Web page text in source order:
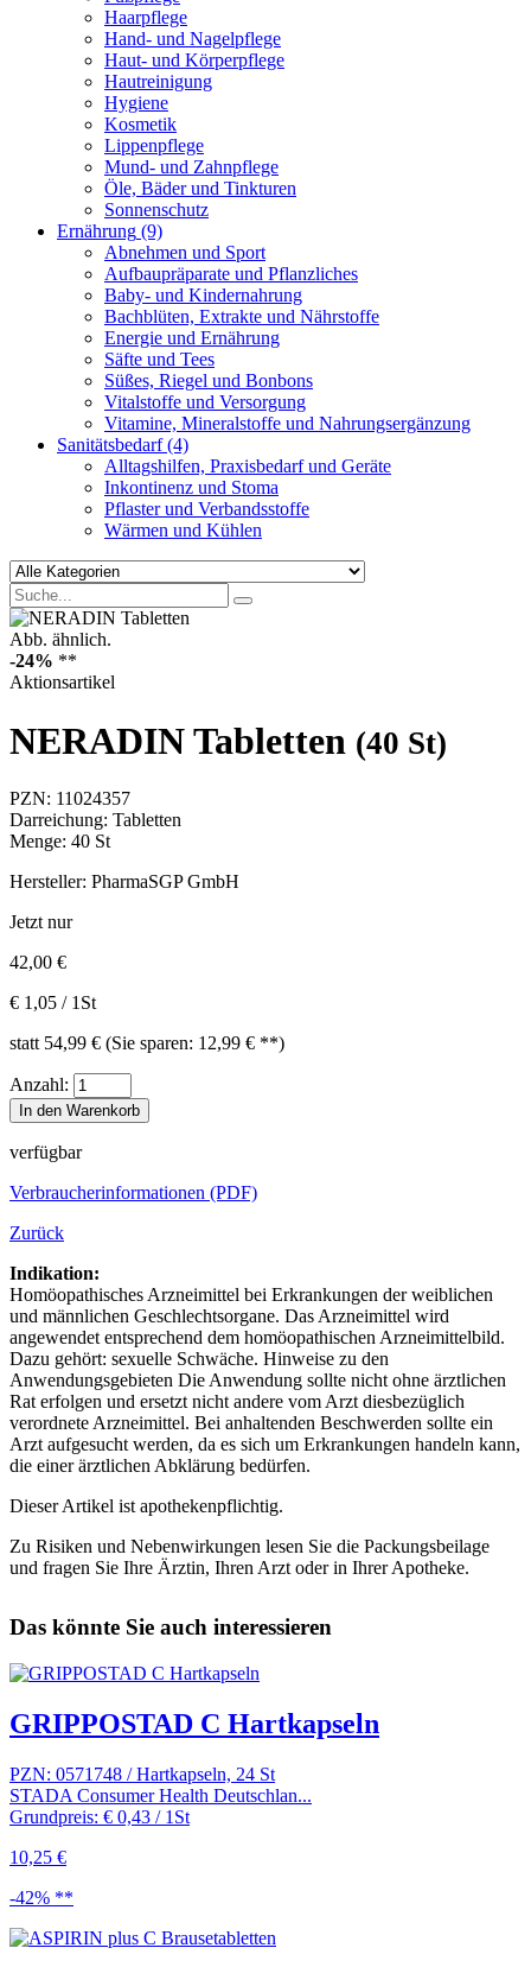
Haarpflege
Hand- und Nagelpflege
Haut- und Körperpflege
Hautreinigung
Hygiene
Kosmetik
Lippenpflege
Mund- und Zahnpflege
Öle, Bäder und Tinkturen
Sonnenschutz
Ernährung (9)
Abnehmen und Sport
Aufbaupräparate und Pflanzliches
Baby- und Kindernahrung
Bachblüten, Extrakte und Nährstoffe
Energie und Ernährung
Säfte und Tees
Süßes, Riegel und Bonbons
Vitalstoffe und Versorgung
Vitamine, Mineralstoffe und Nahrungsergänzung
Sanitätsbedarf(4)
Alltagshilfen, Praxisbedarf und Geräte
Inkontinenz und Stoma
Pflaster und Verbandsstoffe
Wärmen und Kühlen
Abb. ähnlich.
-24% **
Aktionsartikel
NERADIN Tabletten (40 St)
PZN: 11024357
Darreichung: Tabletten
Menge: 40 St
Hersteller: PharmaSGP GmbH
Jetzt nur
42,00 €
€ 1,05 / 1St
statt 54,99 € (Sie sparen: 12,99 € **)
Anzahl:
In den Warenkorb
verfügbar
Verbraucherinformationen (PDF)
Zurück
Indikation:
Homöopathisches Arzneimittel bei Erkrankungen der weiblichen
und männlichen Geschlechtsorgane. Das Arzneimittel wird
angewendet entsprechend dem homöopathischen Arzneimittelbild.
Dazu gehört: sexuelle Schwäche. Hinweise zu den
Anwendungsgebieten Die Anwendung sollte nicht ohne ärztlichen
Rat erfolgen und ersetzt nicht andere vom Arzt diesbezüglich
verordnete Arzneimittel. Bei anhaltenden Beschwerden sollte ein
Arzt aufgesucht werden, da es sich um Erkrankungen handeln kann,
die einer ärztlichen Abklärung bedürfen.
Dieser Artikel ist apothekenpflichtig.
Zu Risiken und Nebenwirkungen lesen Sie die Packungsbeilage
und fragen Sie Ihre Ärztin, Ihren Arzt oder in Ihrer Apotheke.
Das könnte Sie auch interessieren
GRIPPOSTAD C Hartkapseln
PZN: 0571748 / Hartkapseln, 24 St
STADA Consumer Health Deutschlan...
Grundpreis: € 0,43 / 1St
10,25 €
-42% **